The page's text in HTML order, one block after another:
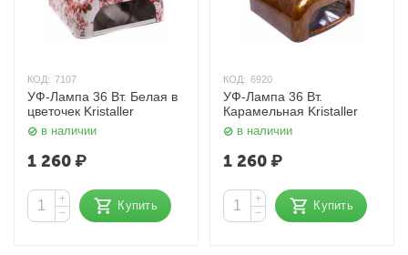
КОД: 7107
УФ-Лампа 36 Вт. Белая в
цветочек Kristaller
в наличии
1 260₽
+
−
Купить
КОД: 6920
УФ-Лампа 36 Вт.
Карамельная Kristaller
в наличии
1 260₽
+
−
Купить